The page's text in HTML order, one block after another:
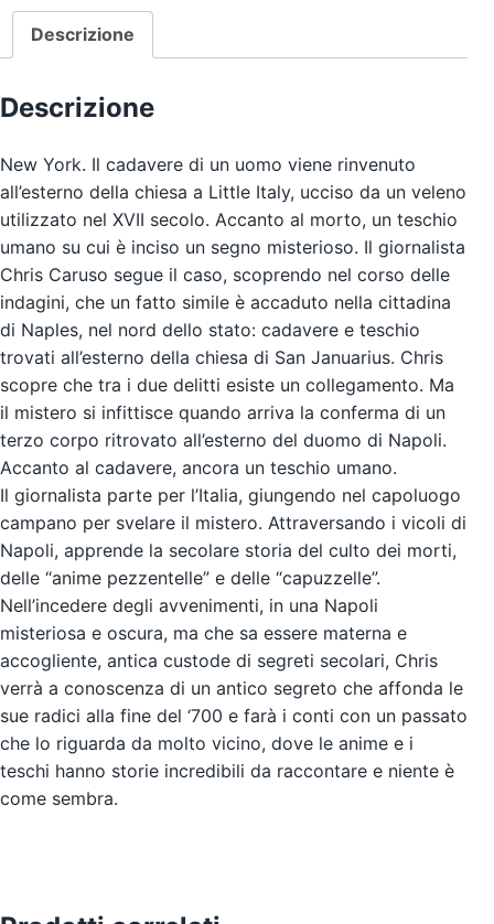
MEA
quantitàDescrizione
Descrizione
New York. Il cadavere di un uomo viene rinvenuto
all’esterno della chiesa a Little Italy, ucciso da un veleno
utilizzato nel XVII secolo. Accanto al morto, un teschio
umano su cui è inciso un segno misterioso. Il giornalista
Chris Caruso segue il caso, scoprendo nel corso delle
indagini, che un fatto simile è accaduto nella cittadina
di Naples, nel nord dello stato: cadavere e teschio
trovati all’esterno della chiesa di San Januarius. Chris
scopre che tra i due delitti esiste un collegamento. Ma
il mistero si infittisce quando arriva la conferma di un
terzo corpo ritrovato all’esterno del duomo di Napoli.
Accanto al cadavere, ancora un teschio umano.
Il giornalista parte per l’Italia, giungendo nel capoluogo
campano per svelare il mistero. Attraversando i vicoli di
Napoli, apprende la secolare storia del culto dei morti,
delle “anime pezzentelle” e delle “capuzzelle”.
Nell’incedere degli avvenimenti, in una Napoli
misteriosa e oscura, ma che sa essere materna e
accogliente, antica custode di segreti secolari, Chris
verrà a conoscenza di un antico segreto che affonda le
sue radici alla fine del ‘700 e farà i conti con un passato
che lo riguarda da molto vicino, dove le anime e i
teschi hanno storie incredibili da raccontare e niente è
come sembra.